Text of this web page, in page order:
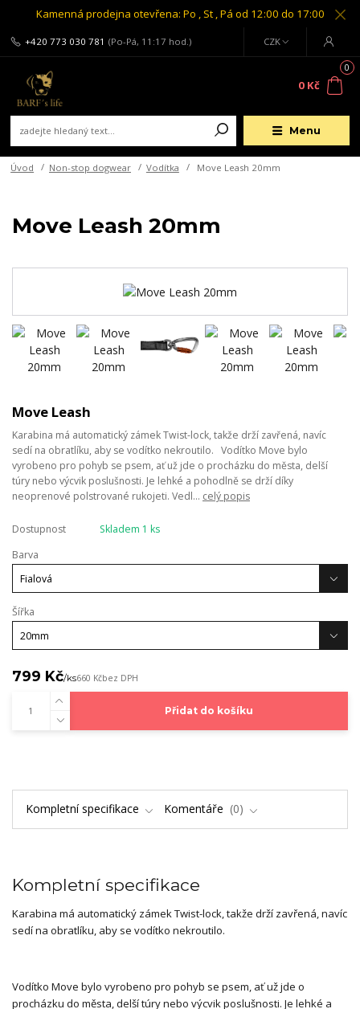
Kamenná prodejna otevřena: Po , St , Pá od 12:00 do 17:00
Menu
CZK
+420 773 030 781 (Po-Pá, 11:17 hod.)
0
0 Kč
Úvod Non-stop dogwear Vodítka Move Leash 20mm
Move Leash 20mm
Move Leash
Karabina má automatický zámek Twist-lock, takže drží zavřená, navíc
sedí na obratlíku, aby se vodítko nekroutilo. Vodítko Move bylo
vyrobeno pro pohyb se psem, ať už jde o procházku do města, delší
túry nebo výcvik poslušnosti. Je lehké a pohodlně se drží díky
neoprenové polstrované rukojeti. Vedl... celý popis
Dostupnost
Skladem 1 ks
Barva
Šířka
799 Kč/ks660 Kčbez DPH
Přidat do košíku
Kompletní specifikace Komentáře 0
Kompletní specifikace
Karabina má automatický zámek Twist-lock, takže drží zavřená, navíc
sedí na obratlíku, aby se vodítko nekroutilo.
Vodítko Move bylo vyrobeno pro pohyb se psem, ať už jde o
procházku do města, delší túry nebo výcvik poslušnosti. Je lehké a